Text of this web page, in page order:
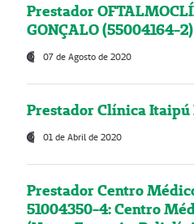
Prestador
GONÇALO (55004164-2)
07 de Agosto de 2020
Prestador Clínica Itaipú
01 de Abril de 2020
Prestador Centro
51004350-4: Centro